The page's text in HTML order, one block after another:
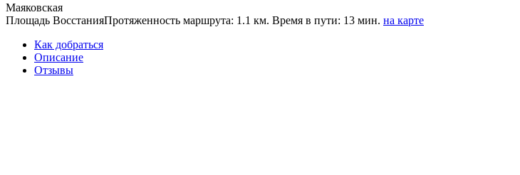
Маяковская
Площадь ВосстанияПротяженность маршрута: 1.1 км. Время в пути: 13 мин. на карте
Как добраться
Описание
Отзывы